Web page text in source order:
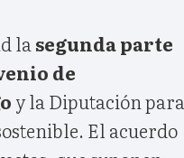
la segunda parte
de
y la Diputación para
El acuerdo